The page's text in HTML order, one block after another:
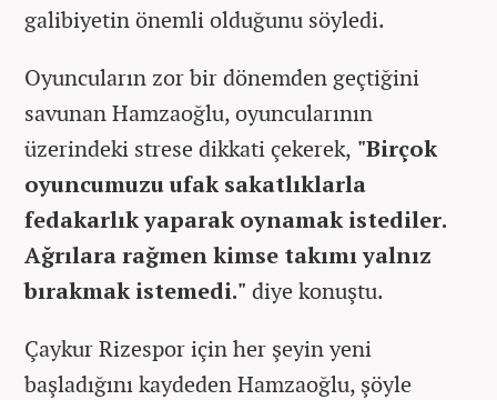
galibiyetin önemli olduğunu söyledi.
Oyuncuların zor bir dönemden geçtiğini
savunan Hamzaoğlu, oyuncularının
üzerindeki strese dikkati çekerek, "Birçok
oyuncumuzu ufak sakatlıklarla
fedakarlık yaparak oynamak istediler.
Ağrılara rağmen kimse takımı yalnız
bırakmak istemedi." diye konuştu.
Çaykur Rizespor için her şeyin yeni
başladığını kaydeden Hamzaoğlu, şöyle